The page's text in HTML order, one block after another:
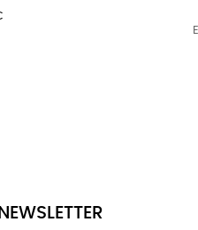
NEWSLETTER